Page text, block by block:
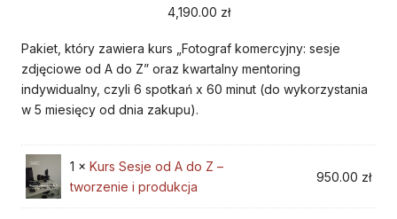
4,190.00 zł
Pakiet, który zawiera kurs „Fotograf komercyjny: sesje
zdjęciowe od A do Z” oraz kwartalny mentoring
indywidualny, czyli 6 spotkań x 60 minut (do wykorzystania
w 5 miesięcy od dnia zakupu).
1 × Kurs Sesje od A do Z –
tworzenie i produkcja
950.00 zł